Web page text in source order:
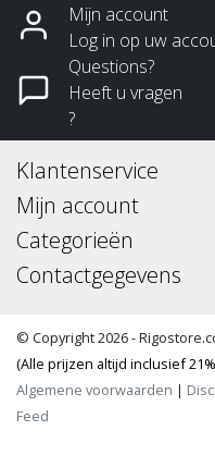
Mijn account
Log in op uw
Questions?
Heeft u vragen
?
Klantenservice
Mijn account
Categorieën
Contactgegevens
© Copyright 2026 -
(Alle prijzen altijd inclusief
Algemene voorwaarden |
Feed